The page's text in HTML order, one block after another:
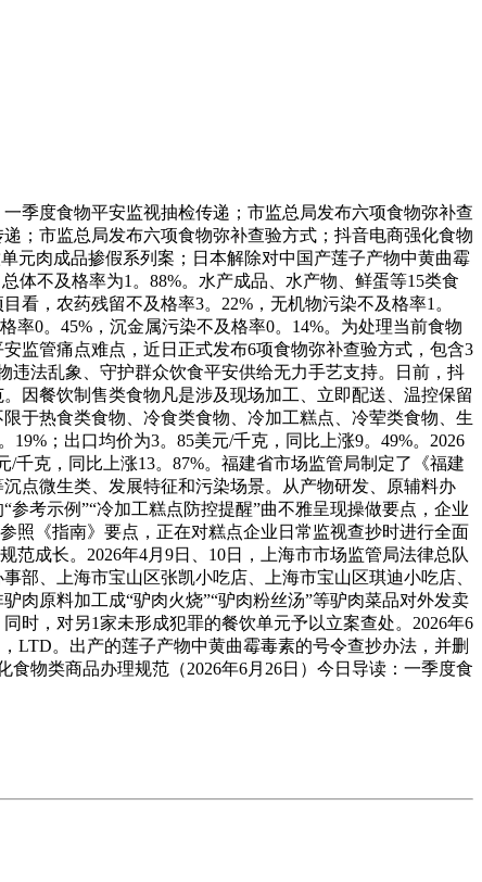
度食物平安监视抽检传递；市监总局发布六项食物弥补查
；市监总局发布六项食物弥补查验方式；抖音电商强化食物
元肉成品掺假系列案；日本解除对中国产莲子产物中黄曲霉
体不及格率为1。88%。水产成品、水产物、鲜蛋等15类食
，农药残留不及格率3。22%，无机物污染不及格率1。
率0。45%，沉金属污染不及格率0。14%。为处理当前食物
监管痛点难点，近日正式发布6项食物弥补查验方式，包含3
法乱象、守护群众饮食平安供给无力手艺支持。日前，抖
因餐饮制售类食物凡是涉及现场加工、立即配送、温控保留
于热食类食物、冷食类食物、冷加工糕点、冷荤类食物、生
；出口均价为3。85美元/千克，同比上涨9。49%。2026
/千克，同比上涨13。87%。福建省市场监管局制定了《福建
点微生类、发展特征和污染场景。从产物研发、原辅料办
考示例”“冷加工糕点防控提醒”曲不雅呈现操做要点，企业
照《指南》要点，正在对糕点企业日常监视查抄时进行全面
成长。2026年4月9日、10日，上海市市场监管局法律总队
部、上海市宝山区张凯小吃店、上海市宝山区琪迪小吃店、
肉原料加工成“驴肉火烧”“驴肉粉丝汤”等驴肉菜品对外发卖
时，对另1家未形成犯罪的餐饮单元予以立案查处。2026年6
LTD。出产的莲子产物中黄曲霉毒素的号令查抄办法，并删
物类商品办理规范（2026年6月26日）今日导读：一季度食